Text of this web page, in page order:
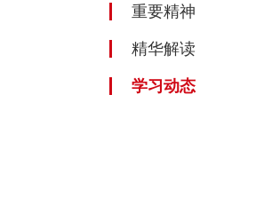
重要精神
精华解读
学习动态